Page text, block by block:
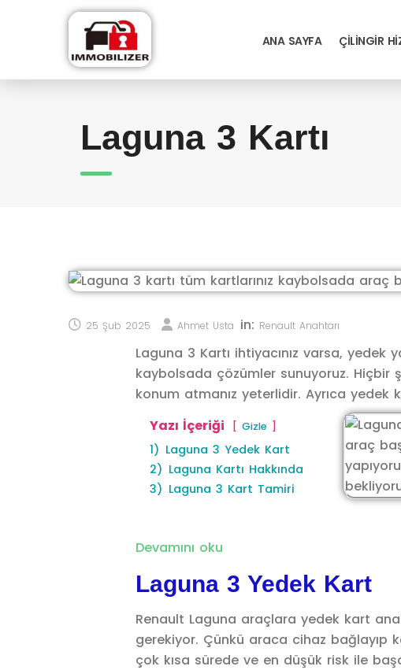
ANA SAYFA ÇILINGIR
Laguna 3 Kartı
25 Şub 2025 Ahmet Usta in: Renault Anahtarı
Laguna 3 Kartı ihtiyacınız varsa, yedek
kaybolsada çözümler sunuyoruz. Hiçbir
konum atmanız yeterlidir. Ayrıca yedek
Yazı İçeriği
Gizle
1) Laguna 3 Yedek Kart
2) Laguna Kartı Hakkında
3) Laguna 3 Kart Tamiri
Devamını oku
Laguna 3 Yedek Kart
Renault Laguna araçlara yedek kart
gerekiyor. Çünkü araca cihaz bağlayıp
çok kısa sürede ve en düşük risk ile